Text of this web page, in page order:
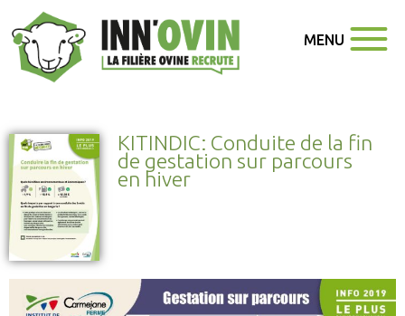
MENU
KITINDIC: Conduite de la fin
de gestation sur parcours
en hiver